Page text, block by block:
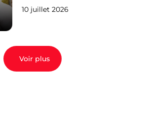
10 juillet 2026
Voir plus